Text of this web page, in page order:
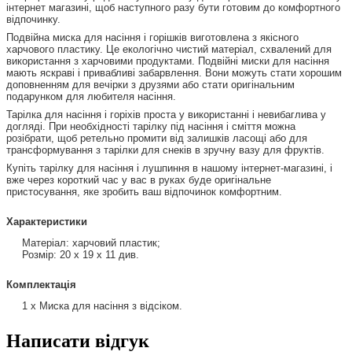
інтернет магазині, щоб наступного разу бути готовим до комфортного
відпочинку.
Подвійна миска для насіння і горішків виготовлена з якісного
харчового пластику. Це екологічно чистий матеріал, схвалений для
використання з харчовими продуктами. Подвійні миски для насіння
мають яскраві і привабливі забарвлення. Вони можуть стати хорошим
доповненням для вечірки з друзями або стати оригінальним
подарунком для любителя насіння.
Тарілка для насіння і горіхів проста у використанні і невибаглива у
догляді. При необхідності тарілку під насіння і сміття можна
розібрати, щоб ретельно промити від залишків ласощі або для
трансформування з тарілки для снеків в зручну вазу для фруктів.
Купіть тарілку для насіння і лушпиння в нашому інтернет-магазині, і
вже через короткий час у вас в руках буде оригінальне
пристосування, яке зробить ваш відпочинок комфортним.
Характеристики
Матеріал: харчовий пластик;
Розмір: 20 х 19 х 11 див.
Комплектація
1 х Миска для насіння з відсіком.
Написати відгук